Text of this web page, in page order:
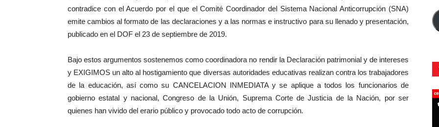
contradice con el Acuerdo por el que el Comité Coordinador del Sistema Nacional Anticorrupción (SNA)
emite cambios al formato de las declaraciones y a las normas e instructivo para su llenado y presentación,
publicado en el DOF el 23 de septiembre de 2019.
Bajo estos argumentos sostenemos como coordinadora no rendir la Declaración patrimonial y de intereses
y EXIGIMOS un alto al hostigamiento que diversas autoridades educativas realizan contra los trabajadores
de la educación, así como su CANCELACION INMEDIATA y se aplique a todos los funcionarios de
gobierno estatal y nacional, Congreso de la Unión, Suprema Corte de Justicia de la Nación, por ser
quienes han vivido del erario público y provocado todo acto de corrupción.